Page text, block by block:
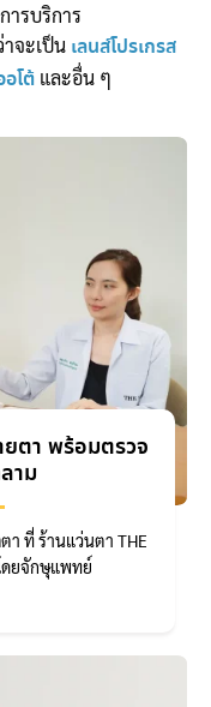
รบริการ
จะเป็น เลนส์โปรเกรส
อโต้ และอื่น ๆ
ตา พร้อมตรวจ
าม
า ที่ ร้านแว่นตา THE
ดยจักษุแพทย์